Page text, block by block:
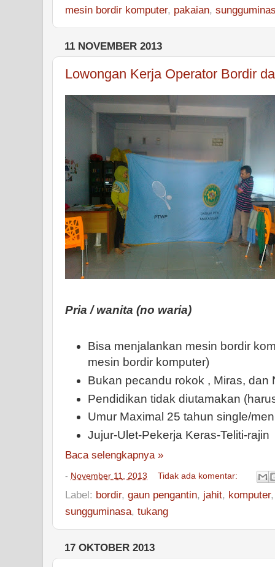
mesin bordir komputer, pakaian,
11 NOVEMBER 2013
Lowongan Kerja Operator Bordir
Pria / wanita (no waria)
Bisa menjalankan mesin bordir
mesin bordir komputer)
Bukan pecandu rokok , Miras, dan
Pendidikan tidak diutamakan
Umur Maximal 25 tahun single/
Jujur-Ulet-Pekerja Keras-Teliti-rajin
Baca selengkapnya »
- November 11, 2013 Tidak ada komentar:
Label: bordir, gaun pengantin, jahit, komputer
sungguminasa, tukang
17 OKTOBER 2013